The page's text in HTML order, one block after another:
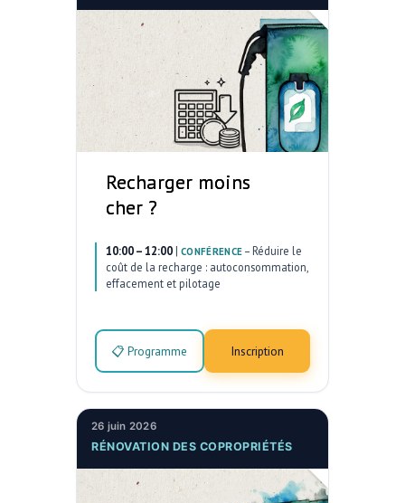
Recharger moins
cher ?
10:00 – 12:00 | CONFÉRENCE – Réduire le
coût de la recharge : autoconsommation,
effacement et pilotage
📋 Programme Inscription
26 juin 2026
RÉNOVATION DES COPROPRIÉTÉS